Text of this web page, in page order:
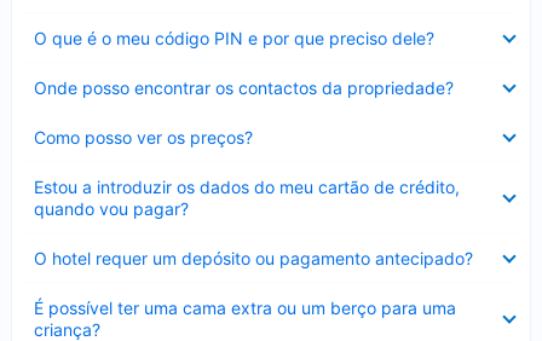
O que é o meu código PIN e por que preciso dele?
fechado
Onde posso encontrar os contactos da propriedade?
fechado
Como posso ver os preços?
fechado
Estou a introduzir os dados do meu cartão de crédito,
quando vou pagar?
fechado
O hotel requer um depósito ou pagamento antecipado?
fechado
É possível ter uma cama extra ou um berço para uma
criança?
Elemento
fechado